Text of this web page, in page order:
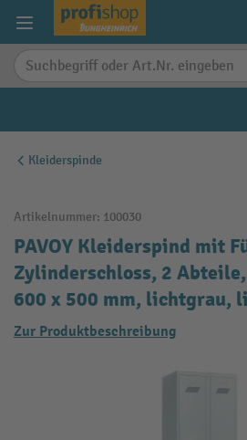
springen
Kleiderspinde
Artikelnummer: 100030
PAVOY Kleiderspind mit
Zylinderschloss, 2
600 x 500 mm, lichtgrau,
Zur Produktbeschreibung